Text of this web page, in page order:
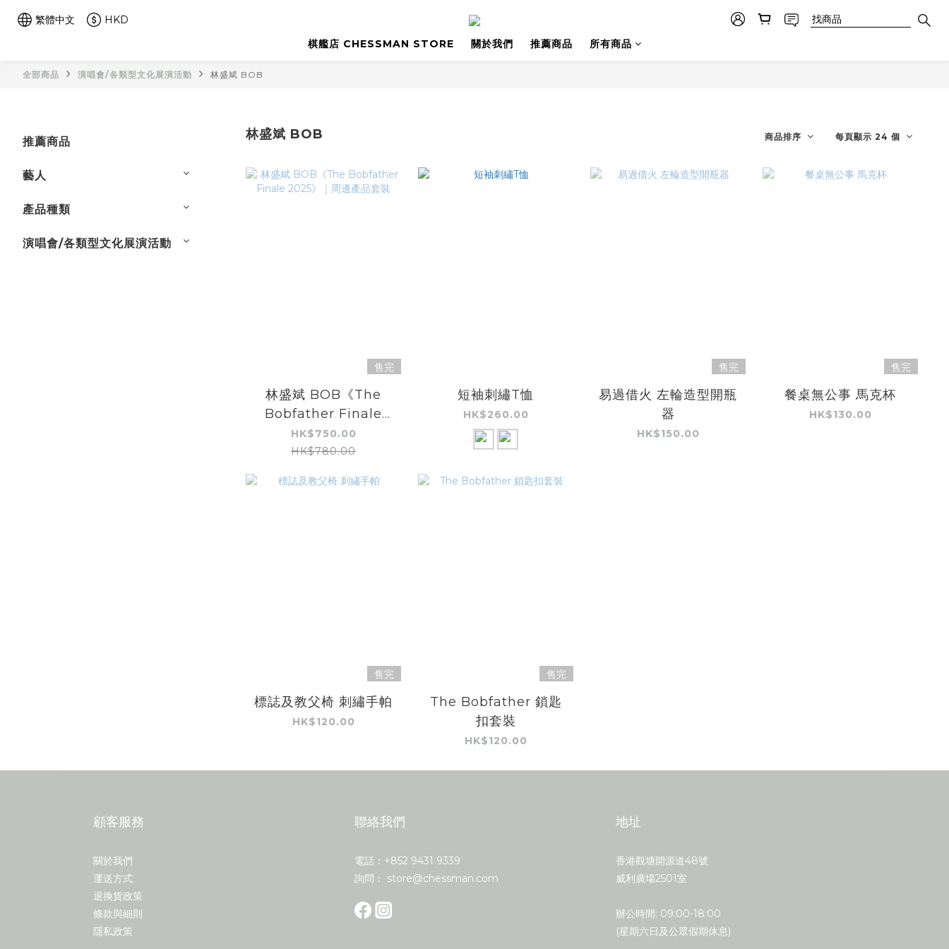
繁體中文
HKD
棋艦店 CHESSMAN STORE
關於我們 推薦商品 所有商品
全部商品 演唱會/各類型文化展演活動 林盛斌 BOB
推薦商品
藝人
產品種類
演唱會/各類型文化展演活動
林盛斌 BOB 商品排序 每頁顯示 24 個
售完
林盛斌 BOB《The
Bobfather Finale
2025》｜周邊產品套裝
HK$750.00
HK$780.00
短袖刺繡T恤
HK$260.00
售完
易過借火 左輪造型開瓶
器
HK$150.00
售完
餐桌無公事 馬克杯
HK$130.00
售完
標誌及教父椅 刺繡手帕
HK$120.00
售完
The Bobfather 鎖匙
扣套裝
HK$120.00
顧客服務
關於我們
運送方式
退換貨政策
條款與細則
隱私政策
聯絡我們
電話：+852 9431 9339
詢問： store@chessman.com
地址
香港觀塘開源道48號
威利廣場2501室
辦公時間: 09:00-18:00
(星期六日及公眾假期休息)